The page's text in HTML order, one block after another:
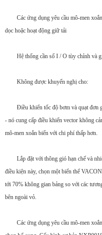
Các ứng dụng yêu cầu mô-men
dọc hoặc hoạt động giữ tải
Hệ thống cần số I / O tùy chỉnh và
Không được khuyến nghị cho:
Điều khiển tốc độ bơm và quạt
- nó cung cấp điều khiển vector không
mô-men xoắn biến với chi phí thấp hơn.
Lắp đặt với thông gió hạn chế và
điều kiện này, chọn một biến thể
tới 70% không gian bảng so với các
bên ngoài vỏ.
Các ứng dụng yêu cầu mô-men